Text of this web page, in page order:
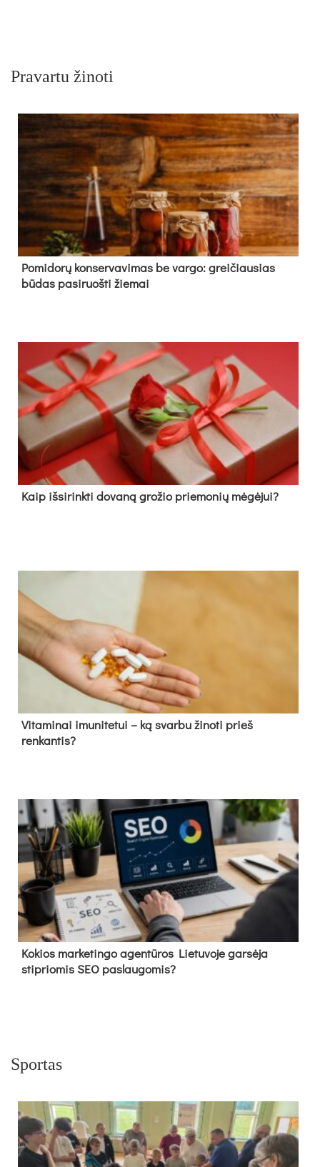
Pravartu žinoti
Pomidorų konservavimas be vargo: greičiausias
būdas pasiruošti žiemai
Kaip išsirinkti dovaną grožio priemonių mėgėjui?
Vitaminai imunitetui – ką svarbu žinoti prieš
renkantis?
Kokios marketingo agentūros Lietuvoje garsėja
stipriomis SEO paslaugomis?
Sportas